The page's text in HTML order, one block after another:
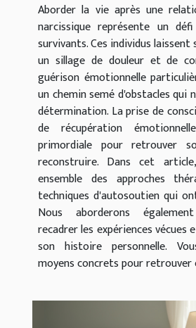
Aborder la vie après une
narcissique représente un
survivants. Ces individus
un sillage de douleur et de
guérison émotionnelle
un chemin semé d'obstacles qui
détermination. La prise de
de récupération
primordiale pour retrouver
reconstruire. Dans cet
ensemble des approches
techniques d'autosoutien qui
Nous aborderons
recadrer les expériences vécues
son histoire personnelle.
moyens concrets pour retrouver